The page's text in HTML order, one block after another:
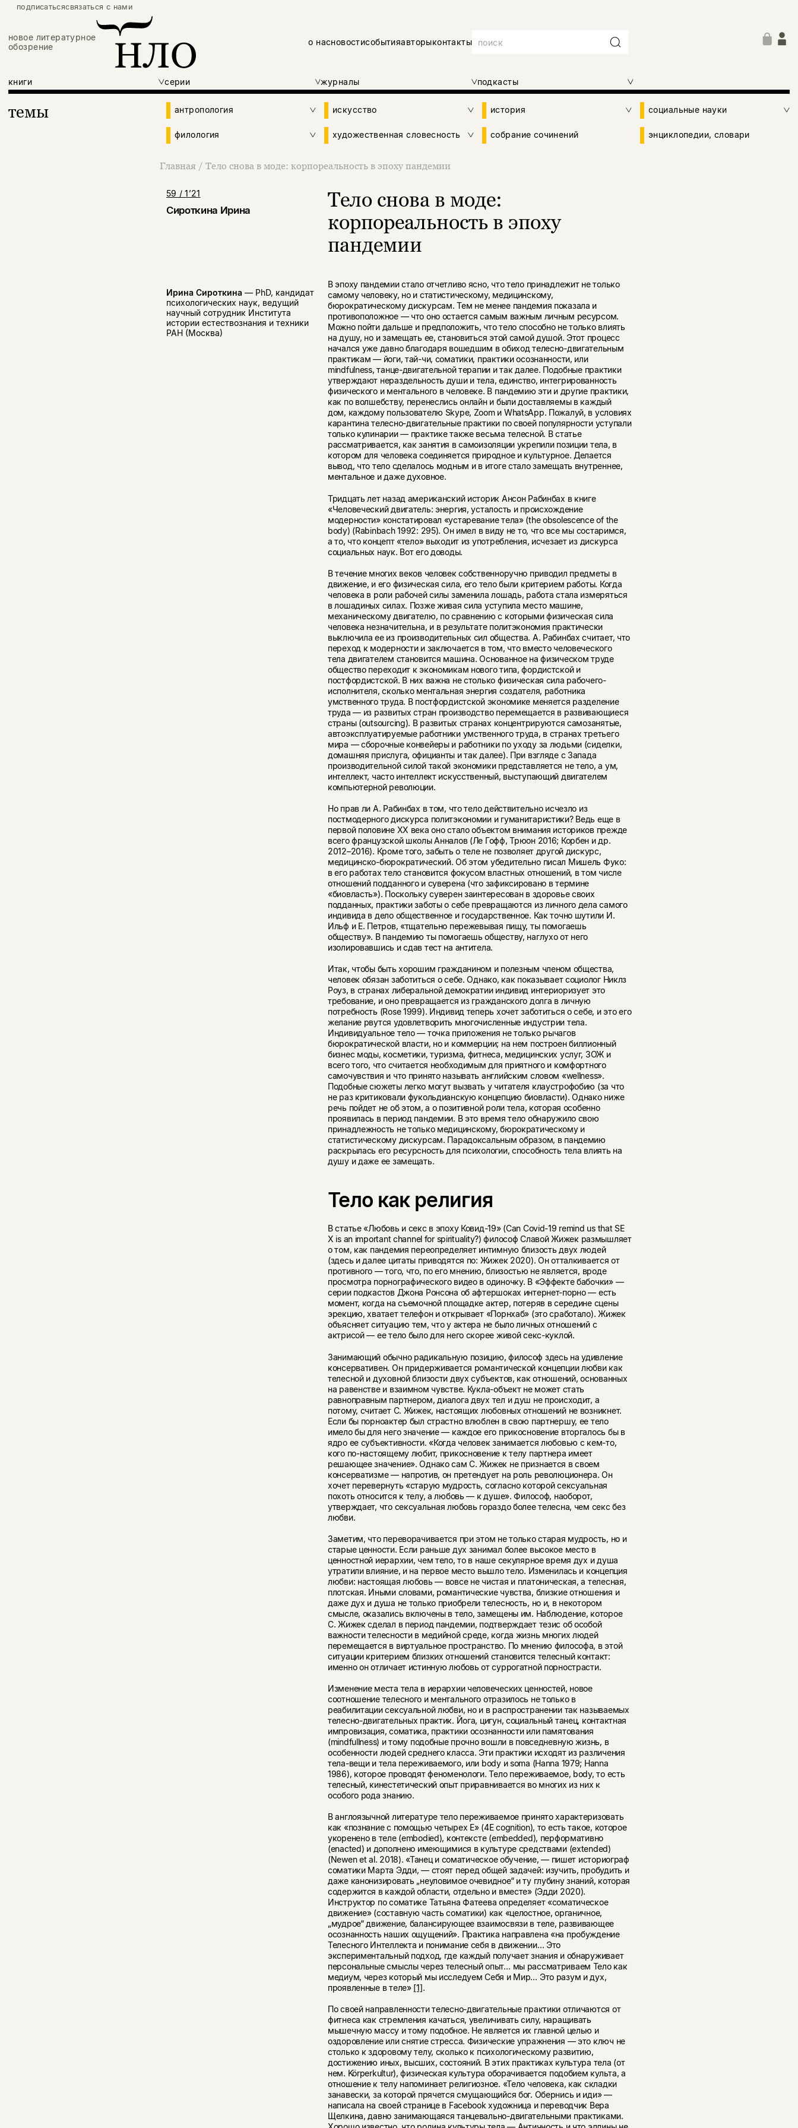
подписатьсясвязаться с нами
новое литературное
обозрение
о насновостисобытияавторыконтакты
книги серии журналы подкасты
темы антропология искусство история социальные науки
филология художественная словесность собрание сочинений энциклопедии, словари
Главная / Тело снова в моде: корпореальность в эпоху пандемии
59 / 1’21
Сироткина Ирина
Тело снова в моде:
корпореальность в эпоху
пандемии
Ирина Сироткина — PhD, кандидат
психологических наук, ведущий
научный сотрудник Института
истории естествознания и техники
РАН (Москва)
В эпоху пандемии стало отчетливо ясно, что тело принадлежит не только
самому человеку, но и статистическому, медицинскому,
бюрократическому дискурсам. Тем не менее пандемия показала и
противоположное — что оно остается самым важным личным ресурсом.
Можно пойти дальше и предположить, что тело способно не только влиять
на душу, но и замещать ее, становиться этой самой душой. Этот процесс
начался уже давно благодаря вошедшим в обиход телесно-двигательным
практикам — йоги, тай-чи, соматики, практики осознанности, или
mindfulness, танце-двигательной терапии и так далее. Подобные практики
утверждают нераздельность души и тела, единство, интегрированность
физического и ментального в человеке. В пандемию эти и другие практики,
как по волшебству, перенеслись онлайн и были доставляемы в каждый
дом, каждому пользователю Skype, Zoom и WhatsApp. Пожалуй, в условиях
карантина телесно-двигательные практики по своей популярности уступали
только кулинарии — практике также весьма телесной. В статье
рассматривается, как занятия в самоизоляции укрепили позиции тела, в
котором для человека соединяется природное и культурное. Делается
вывод, что тело сделалось модным и в итоге стало замещать внутреннее,
ментальное и даже духовное.
Тридцать лет назад американский историк Ансон Рабинбах в книге
«Человеческий двигатель: энергия, усталость и происхождение
модерности» констатировал «устаревание тела» (the obsolescence of the
body) (Rabinbach 1992: 295). Он имел в виду не то, что все мы состаримся,
а то, что концепт «тело» выходит из употребления, исчезает из дискурса
социальных наук. Вот его доводы.
В течение многих веков человек собственноручно приводил предметы в
движение, и его физическая сила, его тело были критерием работы. Когда
человека в роли рабочей силы заменила лошадь, работа стала измеряться
в лошадиных силах. Позже живая сила уступила место машине,
механическому двигателю, по сравнению с которыми физическая сила
человека незначительна, и в результате политэкономия практически
выключила ее из производительных сил общества. А. Рабинбах считает, что
переход к модерности и заключается в том, что вместо человеческого
тела двигателем становится машина. Основанное на физическом труде
общество переходит к экономикам нового типа, фордистской и
постфордистской. В них важна не столько физическая сила рабочего-
исполнителя, сколько ментальная энергия создателя, работника
умственного труда. В постфордистской экономике меняется разделение
труда — из развитых стран производство перемещается в развивающиеся
страны (outsourcing). В развитых странах концентрируются самозанятые,
автоэксплуатируемые работники умственного труда, в странах третьего
мира — сборочные конвейеры и работники по уходу за людьми (сиделки,
домашняя прислуга, официанты и так далее). При взгляде с Запада
производительной силой такой экономики представляется не тело, а ум,
интеллект, часто интеллект искусственный, выступающий двигателем
компьютерной революции.
Но прав ли А. Рабинбах в том, что тело действительно исчезло из
постмодерного дискурса политэкономии и гуманитаристики? Ведь еще в
первой половине ХХ века оно стало объектом внимания историков прежде
всего французской школы Анналов (Ле Гофф, Трюон 2016; Корбен и др.
2012–2016). Кроме того, забыть о теле не позволяет другой дискурс,
медицинско-бюрократический. Об этом убедительно писал Мишель Фуко:
в его работах тело становится фокусом властных отношений, в том числе
отношений подданного и суверена (что зафиксировано в термине
«биовласть»). Поскольку суверен заинтересован в здоровье своих
подданных, практики заботы о себе превращаются из личного дела самого
индивида в дело общественное и государственное. Как точно шутили И.
Ильф и Е. Петров, «тщательно пережевывая пищу, ты помогаешь
обществу». В пандемию ты помогаешь обществу, наглухо от него
изолировавшись и сдав тест на антитела.
Итак, чтобы быть хорошим гражданином и полезным членом общества,
человек обязан заботиться о себе. Однако, как показывает социолог Никлз
Роуз, в странах либеральной демократии индивид интериоризует это
требование, и оно превращается из гражданского долга в личную
потребность (Rose 1999). Индивид теперь хочет заботиться о себе, и это его
желание рвутся удовлетворить многочисленные индустрии тела.
Индивидуальное тело — точка приложения не только рычагов
бюрократической власти, но и коммерции; на нем построен биллионный
бизнес моды, косметики, туризма, фитнеса, медицинских услуг, ЗОЖ и
всего того, что считается необходимым для приятного и комфортного
самочувствия и что принято называть английским словом «wellness».
Подобные сюжеты легко могут вызвать у читателя клаустрофобию (за что
не раз критиковали фукольдианскую концепцию биовласти). Однако ниже
речь пойдет не об этом, а о позитивной роли тела, которая особенно
проявилась в период пандемии. В это время тело обнаружило свою
принадлежность не только медицинскому, бюрократическому и
статистическому дискурсам. Парадоксальным образом, в пандемию
раскрылась его ресурсность для психологии, способность тела влиять на
душу и даже ее замещать.
Тело как религия
В статье «Любовь и секс в эпоху Ковид-19» (Can Covid-19 remind us that SE
X is an important channel for spirituality?) философ Славой Жижек размышляет
о том, как пандемия переопределяет интимную близость двух людей
(здесь и далее цитаты приводятся по: Жижек 2020). Он отталкивается от
противного — того, что, по его мнению, близостью не является, вроде
просмотра порнографического видео в одиночку. В «Эффекте бабочки» —
серии подкастов Джона Ронсона об афтершоках интернет-порно — есть
момент, когда на съемочной площадке актер, потеряв в середине сцены
эрекцию, хватает телефон и открывает «Порнхаб» (это сработало). Жижек
объясняет ситуацию тем, что у актера не было личных отношений с
актрисой — ее тело было для него скорее живой секс-куклой.
Занимающий обычно радикальную позицию, философ здесь на удивление
консервативен. Он придерживается романтической концепции любви как
телесной и духовной близости двух субъектов, как отношений, основанных
на равенстве и взаимном чувстве. Кукла-объект не может стать
равноправным партнером, диалога двух тел и душ не происходит, а
потому, считает С. Жижек, настоящих любовных отношений не возникнет.
Если бы порноактер был страстно влюблен в свою партнершу, ее тело
имело бы для него значение — каждое его прикосновение вторгалось бы в
ядро ее субъективности. «Когда человек занимается любовью с кем-то,
кого по-настоящему любит, прикосновение к телу партнера имеет
решающее значение». Однако сам С. Жижек не признается в своем
консерватизме — напротив, он претендует на роль революционера. Он
хочет перевернуть «старую мудрость, согласно которой сексуальная
похоть относится к телу, а любовь — к душе». Философ, наоборот,
утверждает, что сексуальная любовь гораздо более телесна, чем секс без
любви.
Заметим, что переворачивается при этом не только старая мудрость, но и
старые ценности. Если раньше дух занимал более высокое место в
ценностной иерархии, чем тело, то в наше секулярное время дух и душа
утратили влияние, и на первое место вышло тело. Изменилась и концепция
любви: настоящая любовь — вовсе не чистая и платоническая, а телесная,
плотская. Иными словами, романтические чувства, близкие отношения и
даже дух и душа не только приобрели телесность, но и, в некотором
смысле, оказались включены в тело, замещены им. Наблюдение, которое
С. Жижек сделал в период пандемии, подтверждает тезис об особой
важности телесности в медийной среде, когда жизнь многих людей
перемещается в виртуальное пространство. По мнению философа, в этой
ситуации критерием близких отношений становится телесный контакт:
именно он отличает истинную любовь от суррогатной порнострасти.
Изменение места тела в иерархии человеческих ценностей, новое
соотношение телесного и ментального отразилось не только в
реабилитации сексуальной любви, но и в распространении так называемых
телесно-двигательных практик. Йога, цигун, социальный танец, контактная
импровизация, соматика, практики осознанности или памятования
(mindfullness) и тому подобные прочно вошли в повседневную жизнь, в
особенности людей среднего класса. Эти практики исходят из различения
тела-вещи и тела переживаемого, или body и soma (Hanna 1979; Hanna
1986), которое проводят феноменологи. Тело переживаемое, body, то есть
телесный, кинестетический опыт приравнивается во многих из них к
особого рода знанию.
В англоязычной литературе тело переживаемое принято характеризовать
как «познание с помощью четырех E» (4E cognition), то есть такое, которое
укоренено в теле (embodied), контексте (embedded), перформативно
(enacted) и дополнено имеющимися в культуре средствами (extended)
(Newen et al. 2018). «Танец и соматическое обучение, — пишет историограф
соматики Марта Эдди, — стоят перед общей задачей: изучить, пробудить и
даже канонизировать „неуловимое очевидное“ и ту глубину знаний, которая
содержится в каждой области, отдельно и вместе» (Эдди 2020).
Инструктор по соматике Татьяна Фатеева определяет «соматическое
движение» (составную часть соматики) как «целостное, органичное,
„мудрое“ движение, балансирующее взаимосвязи в теле, развивающее
осознанность наших ощущений». Практика направлена «на пробуждение
Телесного Интеллекта и понимание себя в движении… Это
экспериментальный подход, где каждый получает знания и обнаруживает
персональные смыслы через телесный опыт… мы рассматриваем Тело как
медиум, через который мы исследуем Себя и Мир… Это разум и дух,
проявленные в теле» [1].
По своей направленности телесно-двигательные практики отличаются от
фитнеса как стремления качаться, увеличивать силу, наращивать
мышечную массу и тому подобное. Не является их главной целью и
оздоровление или снятие стресса. Физические упражнения — это ключ не
столько к здоровому телу, сколько к психологическому развитию,
достижению иных, высших, состояний. В этих практиках культура тела (от
нем. Körperkultur), физическая культура оборачивается подобием культа, а
отношение к телу напоминает религиозное. «Тело человека, как складки
занавески, за которой прячется смущающийся бог. Обернись и иди» —
написала на своей странице в Facebook художница и переводчик Вера
Щелкина, давно занимающаяся танцевально-двигательными практиками.